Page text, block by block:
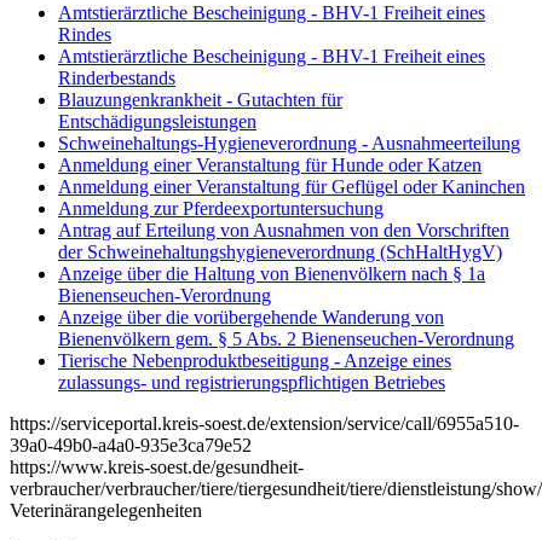
Amtstierärztliche Bescheinigung - BHV-1 Freiheit eines
Rindes
Amtstierärztliche Bescheinigung - BHV-1 Freiheit eines
Rinderbestands
Blauzungenkrankheit - Gutachten für
Entschädigungsleistungen
Schweinehaltungs-Hygieneverordnung - Ausnahmeerteilung
Anmeldung einer Veranstaltung für Hunde oder Katzen
Anmeldung einer Veranstaltung für Geflügel oder Kaninchen
Anmeldung zur Pferdeexportuntersuchung
Antrag auf Erteilung von Ausnahmen von den Vorschriften
der Schweinehaltungshygieneverordnung (SchHaltHygV)
Anzeige über die Haltung von Bienenvölkern nach § 1a
Bienenseuchen-Verordnung
Anzeige über die vorübergehende Wanderung von
Bienenvölkern gem. § 5 Abs. 2 Bienenseuchen-Verordnung
Tierische Nebenproduktbeseitigung - Anzeige eines
zulassungs- und registrierungspflichtigen Betriebes
https://serviceportal.kreis-soest.de/extension/service/call/6955a510-
39a0-49b0-a4a0-935e3ca79e52
https://www.kreis-soest.de/gesundheit-
verbraucher/verbraucher/tiere/tiergesundheit/tiere/dienstleistung/
Veterinärangelegenheiten